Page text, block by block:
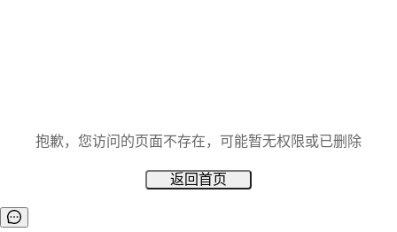
抱歉，您访问的页面不存在，可能暂无权限或已删除
返回首页